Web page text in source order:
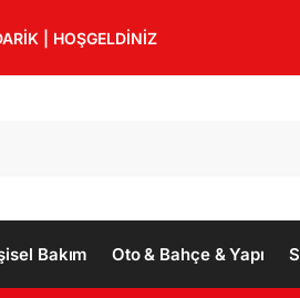
| HOŞGELDİNİZ
Bakım Oto & Bahçe & Yapı